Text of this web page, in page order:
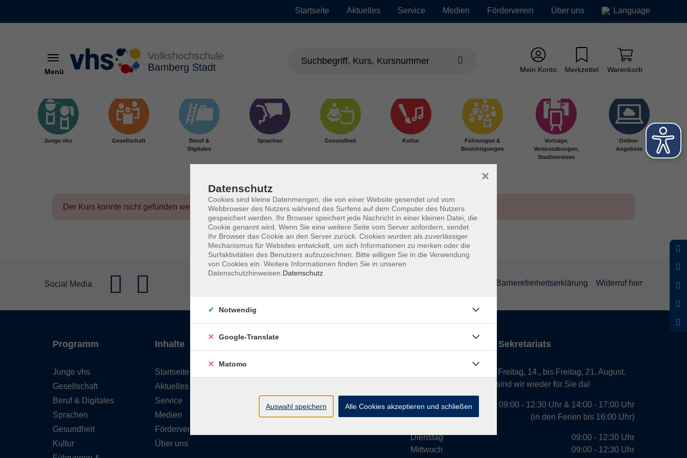
Startseite Aktuelles Service Medien Förderverein Über uns Language
Menü Mein Konto Merkzettel Warenkorb
Junge vhs Gesellschaft
Beruf &
Digitales
Sprachen Gesundheit Kultur
Führungen &
Besichtigungen
Vorträge,
Veranstaltungen,
Studienreisen
Online-
Angebote
Der Kurs konnte nicht gefunden werden.
Social Media Barrierefreiheitserklärung Widerruf hier
Programm
Junge vhs
Gesellschaft
Beruf & Digitales
Sprachen
Gesundheit
Kultur
Inhalte
Startseite
Aktuelles
Service
Medien
Förderverein
Über uns
info@vhs-bamberg.de
Öffnungszeiten des Sekretariats
Wir machen Urlaub von Freitag, 14., bis Freitag, 21. August.
Ab Montag, 24. August, sind wir wieder für Sie da!
Montag
Dienstag
Mittwoch
09:00 - 12:30 Uhr & 14:00 - 17:00 Uhr
(in den Ferien bis 16:00 Uhr)
09:00 - 12:30 Uhr
09:00 - 12:30 Uhr
Datenschutz
Cookies sind kleine Datenmengen, die von einer Website gesendet und vom
Webbrowser des Nutzers während des Surfens auf dem Computer des Nutzers
gespeichert werden. Ihr Browser speichert jede Nachricht in einer kleinen Datei, die
Cookie genannt wird. Wenn Sie eine weitere Seite vom Server anfordern, sendet
Ihr Browser das Cookie an den Server zurück. Cookies wurden als zuverlässiger
Mechanismus für Websites entwickelt, um sich Informationen zu merken oder die
Surfaktivitäten des Benutzers aufzuzeichnen. Bitte willigen Sie in die Verwendung
von Cookies ein. Weitere Informationen finden Sie in unseren
Datenschutzhinweisen. Datenschutz
×
Notwendig
Google-Translate
Matomo
Auswahl speichern Alle Cookies akzeptieren und schließen